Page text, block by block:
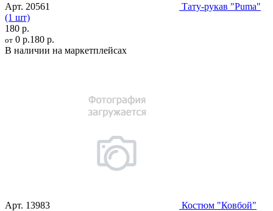
Арт. 20561
Тату-рукав "Puma"
(1 шт)
180 р.
от 0 р.180 р.
В наличии на маркетплейсах
Арт. 13983
Костюм "Ковбой"